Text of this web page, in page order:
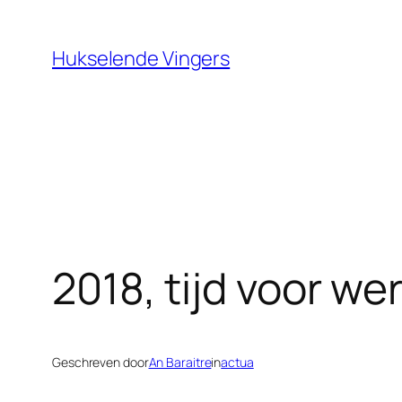
Hukselende Vingers
2018, tijd voor
Geschreven doorAn Baraitreinactua